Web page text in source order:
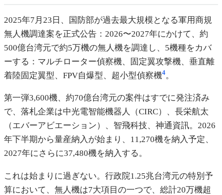
2025年7月23日、国防部が過去最大規模となる軍用商規
無人機調達案を正式公告：2026〜2027年にかけて、約
500億台湾元で約5万機の無人機を調達し、5機種をカバ
ーする：マルチローター偵察機、固定翼攻撃機、垂直離
着陸固定翼型、FPV自爆型、超小型偵察機4。
第一弾3,600機、約70億台湾元の案件はすでに発注済み
で、落札企業は中光電智能機器人（CIRC）、長栄航太
（エバーアビエーション）、智飛科技、神通資訊。2026
年下半期から量産納入が始まり、11,270機を納入予定、
2027年にさらに37,480機を納入する。
これは始まりに過ぎない。行政院1.25兆台湾元の特別予
算において、無人機は7大項目の一つで、総計20万機超